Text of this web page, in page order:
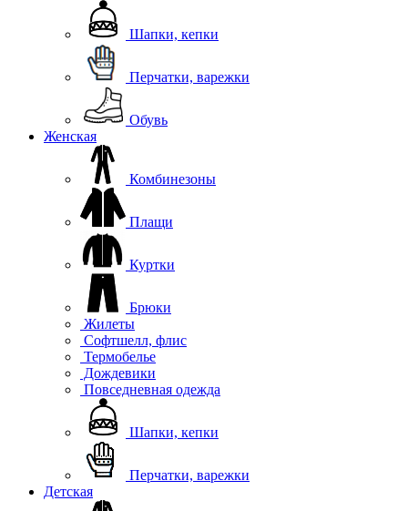
Шапки, кепки
Перчатки, варежки
Обувь
Женская
Комбинезоны
Плащи
Куртки
Брюки
Жилеты
Софтшелл, флис
Термобелье
Дождевики
Повседневная одежда
Шапки, кепки
Перчатки, варежки
Детская